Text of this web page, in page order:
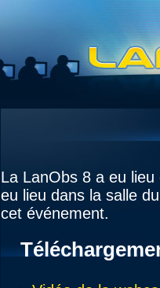
La LanObs 8 a eu
eu lieu dans la salle
cet événement.